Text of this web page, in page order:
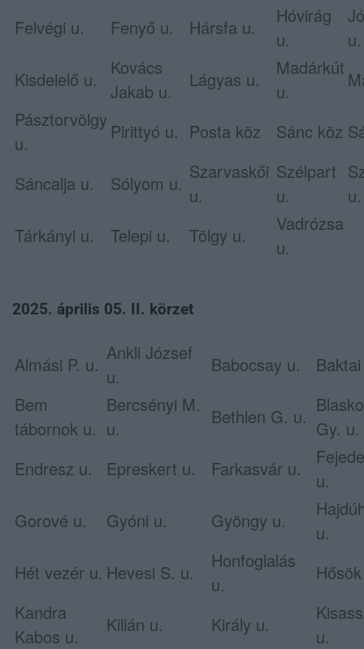
Felvégi u.
Fenyő u. Hársfa u.
Hóvirág
u.
u.
Kisdelelő u.
Kovács
Jakab u.
Lágyas u.
Madárkút
u.
Pásztorvölgy
u.
Pirittyó u. Posta köz Sánc köz
Sáncalja u. Sólyom u.
Szarvaskői
u.
Szélpart
u.
u.
Tárkányi u.
Telepi u. Tölgy u.
Vadrózsa
u.
2025. április 05. II. körzet
Almási P. u.
Ankli József
u.
Babocsay u.
Bem
tábornok u.
Bercsényi M.
u.
Bethlen G. u.
Gy. u.
Endresz u.
Epreskert u. Farkasvár u.
u.
Gorové u.
Gyóni u. Gyöngy u.
u.
Hét vezér u. Hevesi S. u.
Honfoglalás
u.
Kandra
Kabos u.
Kilián u. Király u.
u.